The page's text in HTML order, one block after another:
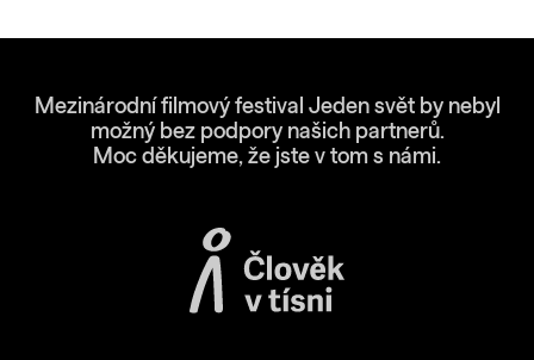
Mezinárodní filmový festival Jeden svět by nebyl
možný bez podpory našich partnerů.
Moc děkujeme, že jste v tom s námi.